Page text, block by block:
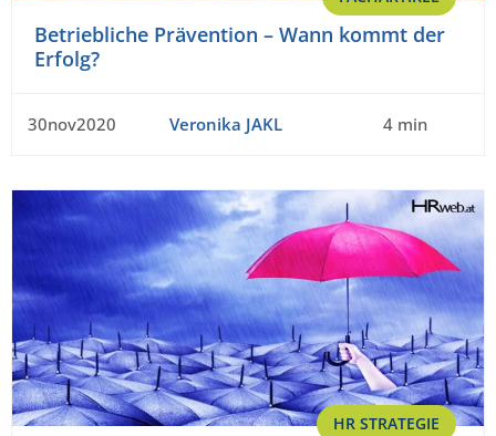
Betriebliche Prävention – Wann kommt der
Erfolg?
30nov2020 Veronika JAKL 4 min
HR STRATEGIE